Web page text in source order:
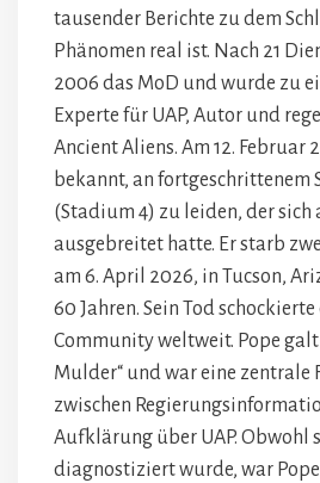
tausender Berichte zu dem
Phänomen real ist. Nach 21
2006 das MoD und wurde zu
Experte für UAP, Autor und
Ancient Aliens. Am 12. Februar
bekannt, an fortgeschrittenem
(Stadium 4) zu leiden, der sich
ausgebreitet hatte. Er starb
am 6. April 2026, in Tucson,
60 Jahren. Sein Tod
Community weltweit. Pope galt
Mulder“ und war eine zentrale
zwischen
Aufklärung über UAP. Obwohl
diagnostiziert wurde, war